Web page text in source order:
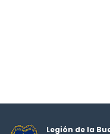
Legión de la